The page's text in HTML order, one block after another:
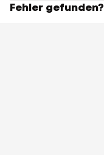
Fehler gefunden?